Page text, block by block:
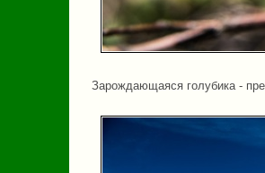
Зарождающаяся голубика -